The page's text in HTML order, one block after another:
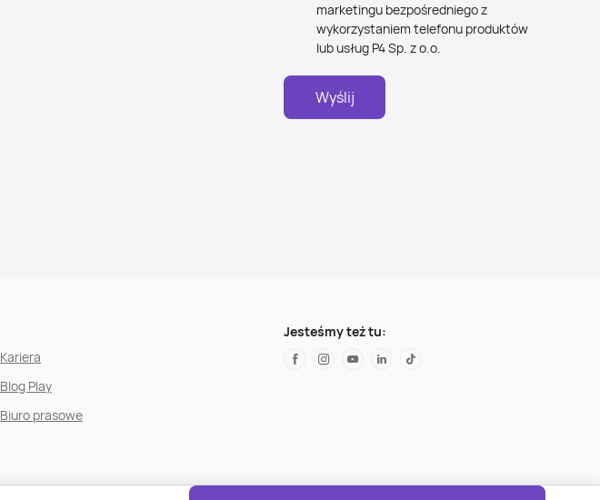
marketingu bezpośredniego z
wykorzystaniem telefonu produktów
lub usług P4 Sp. z o.o.
Wyślij
Kariera
Blog Play
Biuro prasowe
Jesteśmy też tu: